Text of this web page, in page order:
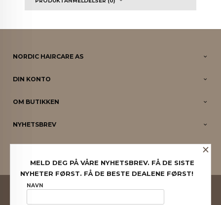
NORDIC HAIRCARE AS
DIN KONTO
OM BUTIKKEN
NYHETSBREV
PARTNERE
FRAKT
NYHETSBREV
×
MELD DEG PÅ VÅRE NYHETSBREV. FÅ DE SISTE
NYHETER FØRST. FÅ DE BESTE DEALENE FØRST!
NAVN